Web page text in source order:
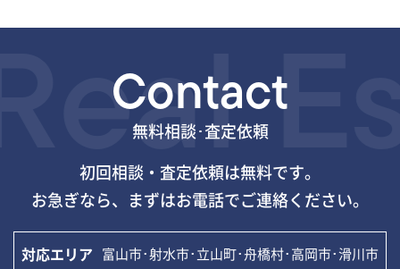
Contact
無料相談･査定依頼
初回相談・査定依頼は無料です。
お急ぎなら、まずはお電話でご連絡ください。
対応エリア 富山市･射水市･立山町･舟橋村･高岡市･滑川市